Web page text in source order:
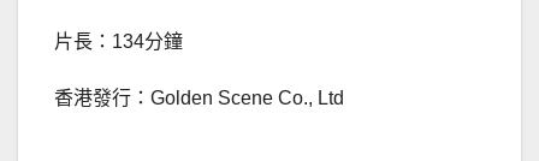
片長：134分鐘
香港發行：Golden Scene Co., Ltd